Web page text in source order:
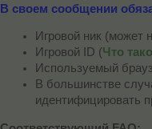
В своем сообщении
Игровой ник (может
Игровой ID (Что
Используемый
В большинстве
идентифицировать